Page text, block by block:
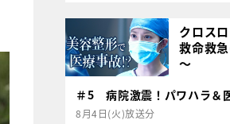
クロス
救命救
～
＃5 病院激震！パワハラ＆
8月4日(火)放送分